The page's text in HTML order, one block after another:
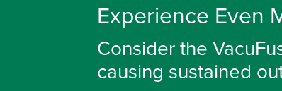
Experience Even
Consider the
causing sustained